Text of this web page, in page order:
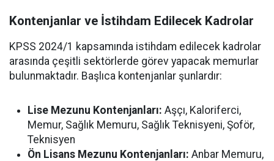
Kontenjanlar ve İstihdam Edilecek Kadrolar
KPSS 2024/1 kapsamında istihdam edilecek kadrolar
arasında çeşitli sektörlerde görev yapacak memurlar
bulunmaktadır. Başlıca kontenjanlar şunlardır:
Lise Mezunu Kontenjanları: Aşçı, Kaloriferci,
Memur, Sağlık Memuru, Sağlık Teknisyeni, Şoför,
Teknisyen
Ön Lisans Mezunu Kontenjanları: Anbar Memuru,